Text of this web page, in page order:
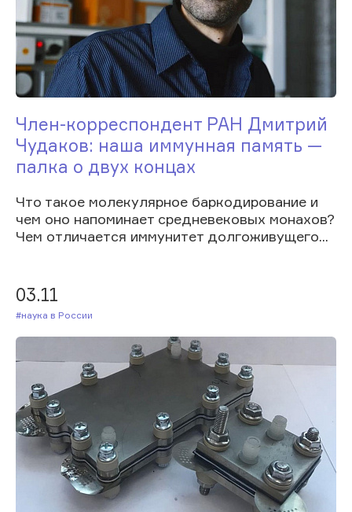
Член-корреспондент РАН Дмитрий
Чудаков: наша иммунная память —
палка о двух концах
Что такое молекулярное баркодирование и
чем оно напоминает средневековых монахов?
Чем отличается иммунитет долгоживущего...
03.11
#Наука в России